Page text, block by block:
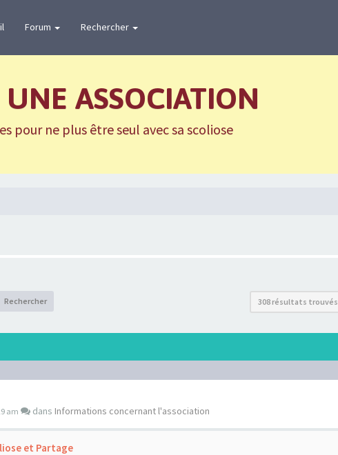
Forum Rechercher
ASSOCIATION
pour ne plus être seul avec sa scoliose
Rechercher 308 résultats trouvés
am dans Informations concernant l'association
et Partage